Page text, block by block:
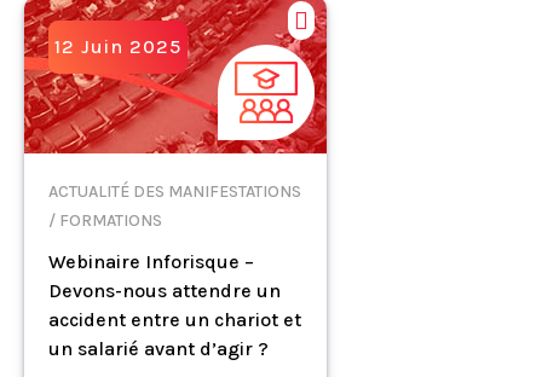
12 Juin 2025
ACTUALITÉ DES MANIFESTATIONS
/ FORMATIONS
Webinaire Inforisque –
Devons-nous attendre un
accident entre un chariot et
un salarié avant d’agir ?